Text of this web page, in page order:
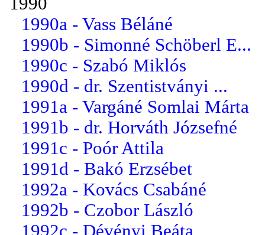
1990a - Vass Béláné
1990b - Simonné Schöberl E...
1990c - Szabó Miklós
1990d - dr. Szentistványi ...
1991a - Vargáné Somlai Márta
1991b - dr. Horváth Józsefné
1991c - Poór Attila
1991d - Bakó Erzsébet
1992a - Kovács Csabáné
1992b - Czobor László
1992c - Dévényi Beáta